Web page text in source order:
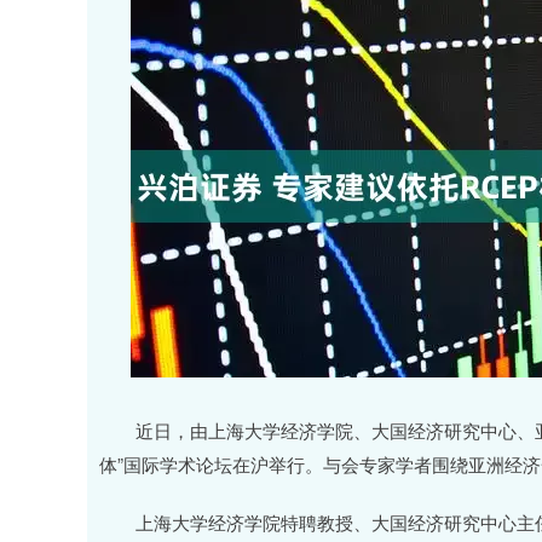
近日，由上海大学经济学院、大国经济研究中心、
体”国际学术论坛在沪举行。与会专家学者围绕亚洲经
上海大学经济学院特聘教授、大国经济研究中心主